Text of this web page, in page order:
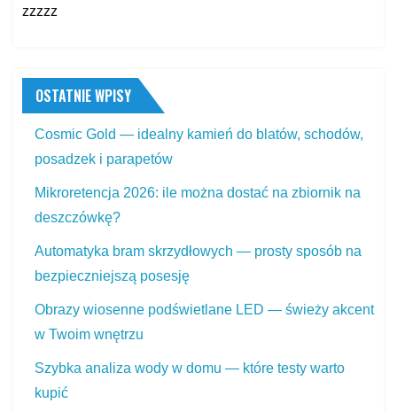
zzzzz
OSTATNIE WPISY
Cosmic Gold — idealny kamień do blatów, schodów,
posadzek i parapetów
Mikroretencja 2026: ile można dostać na zbiornik na
deszczówkę?
Automatyka bram skrzydłowych — prosty sposób na
bezpieczniejszą posesję
Obrazy wiosenne podświetlane LED — świeży akcent
w Twoim wnętrzu
Szybka analiza wody w domu — które testy warto
kupić